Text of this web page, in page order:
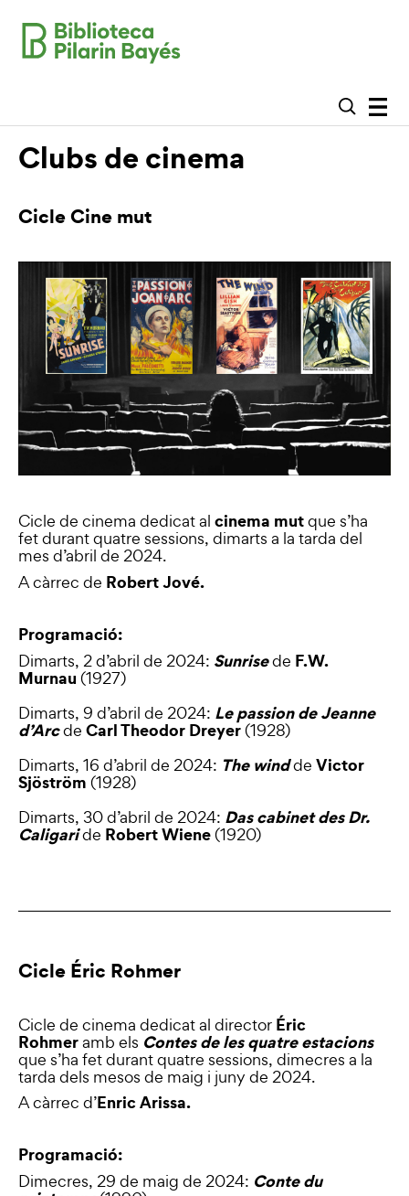
Clubs de cinema
Cicle Cine mut
Cicle de cinema dedicat al cinema mutque s’ha
fet durant quatre sessions, dimarts a la tarda del
mes d’abril de 2024.
A càrrec de Robert Jové.
Programació:
Dimarts, 2 d’abril de 2024: Sunrisede F.W.
Murnau (1927)
Dimarts, 9 d’abril de 2024: Le passion de Jeanne
d’Arcde Carl Theodor Dreyer(1928)
Dimarts, 16 d’abril de 2024: The windde Victor
Sjöström (1928)
Dimarts, 30 d’abril de 2024: Das cabinet des Dr.
Caligaride Robert Wiene(1920)
Cicle Éric Rohmer
Cicle de cinema dedicat al director Éric
Rohmeramb els Contes de les quatre estacions
que s’ha fet durant quatre sessions, dimecres a la
tarda dels mesos de maig i juny de 2024.
A càrrec d’Enric Arissa.
Programació:
Dimecres, 29 de maig de 2024: Conte du